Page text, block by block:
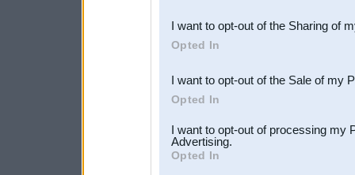
Downstream Participants
third parties.
I want to opt-out of the Sharing of
Opted In
I want to opt-out of the Sale of my
Opted In
I want to opt-out of processing my
Advertising.
Opted In